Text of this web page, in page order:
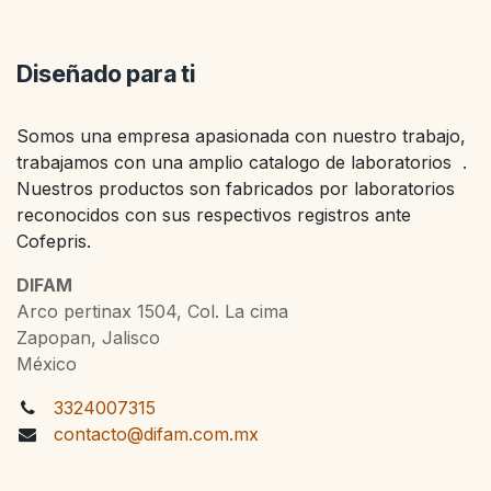
Diseñado para ti
Somos una empresa apasionada con nuestro trabajo,
trabajamos con una amplio catalogo de laboratorios .
Nuestros productos son fabricados por laboratorios
reconocidos con sus respectivos registros ante
Cofepris.
DIFAM
Arco pertinax 1504, Col. La cima
Zapopan, Jalisco
México
3324007315
contacto@difam.com.mx